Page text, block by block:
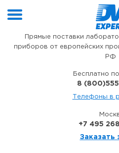
Прямые поставки
приборов от европейских
РФ
Бесплатно
8
Телефоны в
+7 495
Заказать